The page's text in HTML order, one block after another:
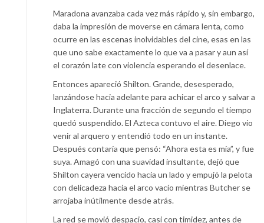
Maradona avanzaba cada vez más rápido y, sin embargo,
daba la impresión de moverse en cámara lenta, como
ocurre en las escenas inolvidables del cine, esas en las
que uno sabe exactamente lo que va a pasar y aun así
el corazón late con violencia esperando el desenlace.
Entonces apareció Shilton. Grande, desesperado,
lanzándose hacia adelante para achicar el arco y salvar a
Inglaterra. Durante una fracción de segundo el tiempo
quedó suspendido. El Azteca contuvo el aire. Diego vio
venir al arquero y entendió todo en un instante.
Después contaría que pensó: “Ahora esta es mía”, y fue
suya. Amagó con una suavidad insultante, dejó que
Shilton cayera vencido hacia un lado y empujó la pelota
con delicadeza hacia el arco vacío mientras Butcher se
arrojaba inútilmente desde atrás.
La red se movió despacio, casi con timidez, antes de